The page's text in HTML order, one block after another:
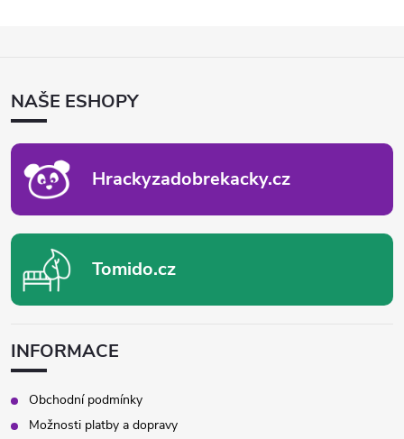
ANAŠE ESHOPY
Hrackyzadobrekacky.cz
Tomido.cz
INFORMACE
Obchodní podmínky
Možnosti platby a dopravy